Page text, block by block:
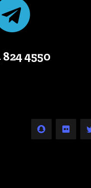
4550 824 514 1 +